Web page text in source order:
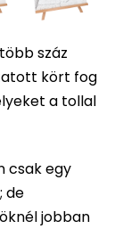
száz
kört fog
a tollal
csak egy
de
jobban